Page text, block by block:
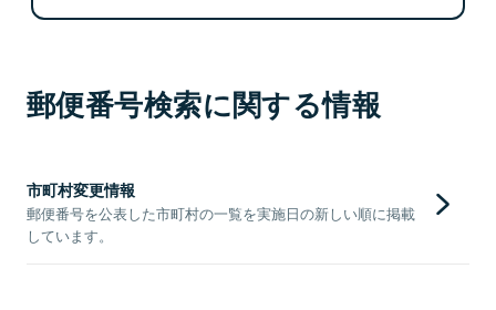
郵便番号検索に関する情報
市町村変更情報
郵便番号を公表した市町村の一覧を実施日の新しい順に掲載
しています。